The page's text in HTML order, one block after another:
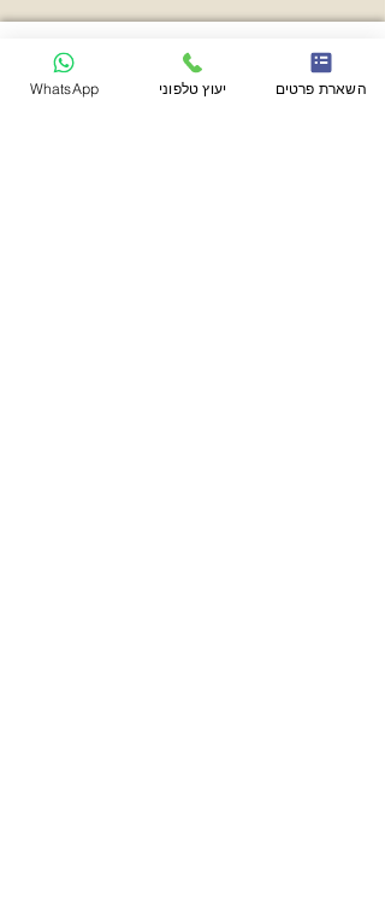
WhatsApp יעוץ טלפוני השארת פרטים